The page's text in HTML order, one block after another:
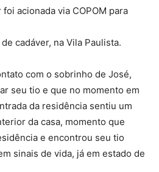
acionada via COPOM para
cadáver, na Vila Paulista.
com o sobrinho de José,
seu tio e que no momento em
da residência sentiu um
da casa, momento que
e encontrou seu tio
sinais de vida, já em estado de